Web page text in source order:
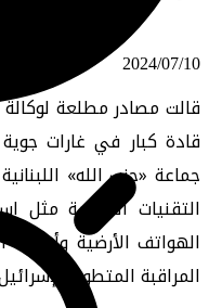
⠀ 2024/07/10
قالت مصادر مطلعة لوكالة
قادة كبار في غارات
جماعة «حزب الله»
التقنيات القديمة مثل
الهواتف الأرضية وأجهزة
المراقبة المتطورة